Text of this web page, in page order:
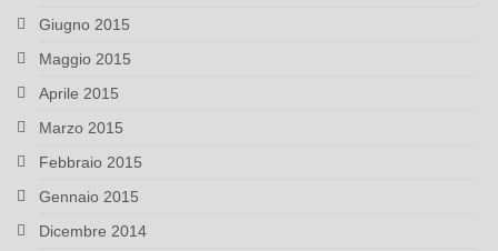
Giugno 2015
Maggio 2015
Aprile 2015
Marzo 2015
Febbraio 2015
Gennaio 2015
Dicembre 2014